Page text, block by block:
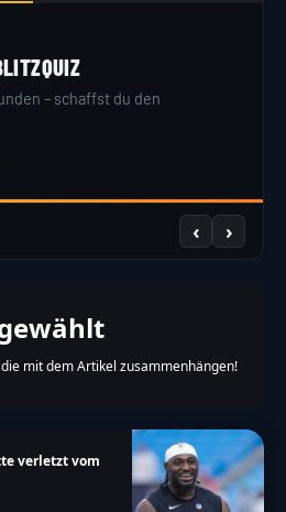
– schaffst du den
‹ ›
mit dem Artikel zusammenhängen!
verletzt vom